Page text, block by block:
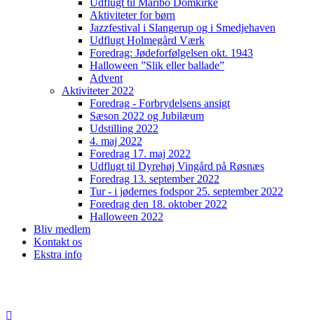
Udflugt til Maribo Domkirke
Aktiviteter for børn
Jazzfestival i Slangerup og i Smedjehaven
Udflugt Holmegård Værk
Foredrag: Jødeforfølgelsen okt. 1943
Halloween ”Slik eller ballade”
Advent
Aktiviteter 2022
Foredrag - Forbrydelsens ansigt
Sæson 2022 og Jubilæum
Udstilling 2022
4. maj 2022
Foredrag 17. maj 2022
Udflugt til Dyrehøj Vingård på Røsnæs
Foredrag 13. september 2022
Tur - i jødernes fodspor 25. september 2022
Foredrag den 18. oktober 2022
Halloween 2022
Bliv medlem
Kontakt os
Ekstra info